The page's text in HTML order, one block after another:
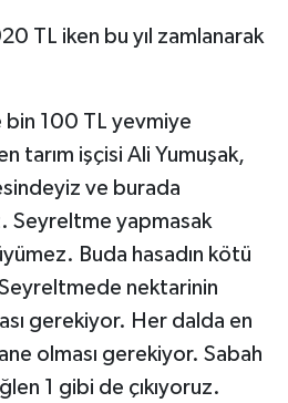
TL iken bu yıl zamlanarak
bin 100 TL yevmiye
tarım işçisi Ali Yumuşak,
ve burada
Seyreltme yapmasak
Buda hasadın kötü
Seyreltmede nektarinin
gerekiyor. Her dalda en
olması gerekiyor. Sabah
1 gibi de çıkıyoruz.